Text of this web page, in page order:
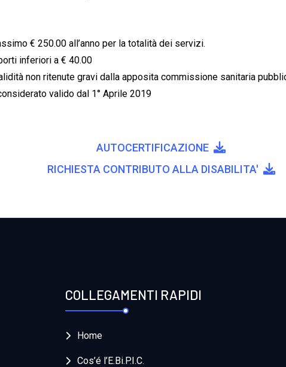
€ 250.00 all’anno per la totalità dei servizi.
inferiori a € 40.00
non ritenute gravi dalla apposita commissione sanitaria
valido dal 1° Aprile 2019
AUTOCERTIFICAZIONE 
RICHIESTA CONTRIBUTO ALLA DISABILITA' 
COLLEGAMENTI RAPIDI
Home
Cos’é l’E.Bi.P.I.C.